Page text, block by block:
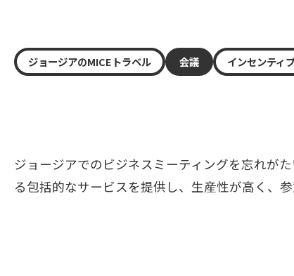
ジョージアのMICEトラベル 会議 インセンティ
ジョージアでのビジネスミーティングを忘れが
る包括的なサービスを提供し、生産性が高く、